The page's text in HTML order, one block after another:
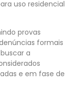
uso residencial
provas
formais
a
e em fase de